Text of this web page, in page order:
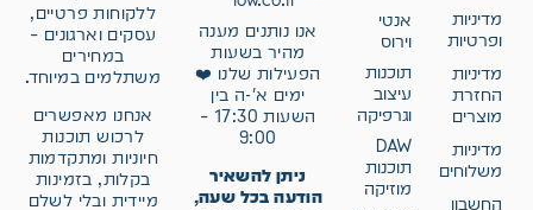
מדיניות
ופרטיות
מדיניות
החזרת
מוצרים
מדיניות
משלוחים
החשבון
אנטי
וירוס
תוכנות
עיצוב
וגרפיקה
DAW
תוכנות
מוזיקה
אנו נותנים מענה
מהיר בשעות
הפעילות שלנו ❤️
ימים א'-ה בין
השעות 17:30 –
9:00
ניתן להשאיר
הודעה בכל שעה,
ללקוחות פרטיים,
עסקים וארגונים –
במחירים
משתלמים במיוחד.
אנחנו מאפשרים
לרכוש תוכנות
חיוניות ומתקדמות
בקלות, בזמינות
מיידית ובלי לשלם